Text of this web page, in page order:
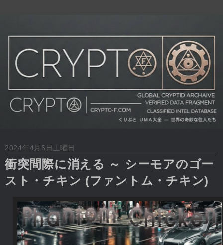
2024年4月6日土曜日
衝突間際に消える ～ シーモアのゴー
スト・チキン (ファントム・チキン)